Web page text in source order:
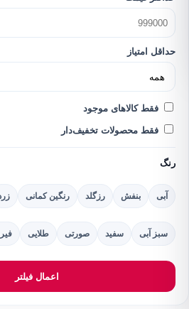
حداقل امتیاز
فقط کالاهای موجود
فقط محصولات تخفیف‌دار
رنگ
آبی بنفش رزگلد رنگین کمانی
سبز آبی سفید صورتی طلایی
اعمال فیلتر